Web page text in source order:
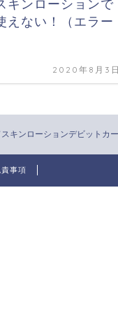
キンローションで
えない！（エラー
2020年8月3
キンローションデビットカ
責事項